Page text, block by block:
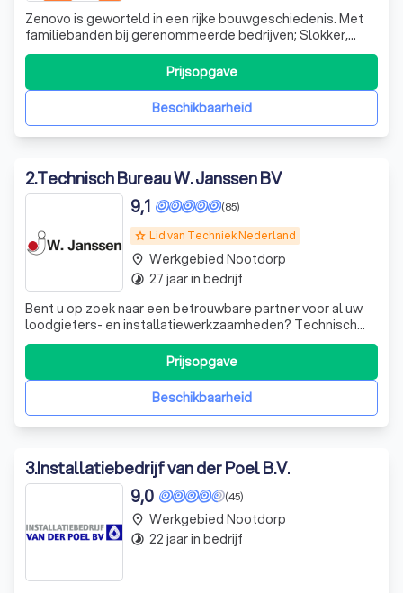
Zenovo is geworteld in een rijke bouwgeschiedenis. Met
familiebanden bij gerenommeerde bedrijven; Slokker,
Gebr. de Rooij en Dura Vermeer combineren wij generaties
vakmanschap en technische innovatie.
Beschikbaarheid
Prijsopgave
2.Technisch Bureau W. Janssen BV
grade Lid van Techniek Nederland
(85)
9,1
Bent u op zoek naar een betrouwbare partner voor al uw
loodgieters- en installatiewerkzaamheden? Technisch
Bureau W. Janssen is al meer dan 80 jaar een begrip in Den
Haag en omstreken. Wij zijn gespecialiseerd in een breed
scala aan diensten, waaronder het oplossen van lekkages,
Beschikbaarheid
Prijsopgave
place Werkgebied Nootdorp
timelapse 27 jaar in bedrijf
3.Installatiebedrijf van der Poel B.V.
(45)
9,0
place Werkgebied Nootdorp
timelapse 22 jaar in bedrijf